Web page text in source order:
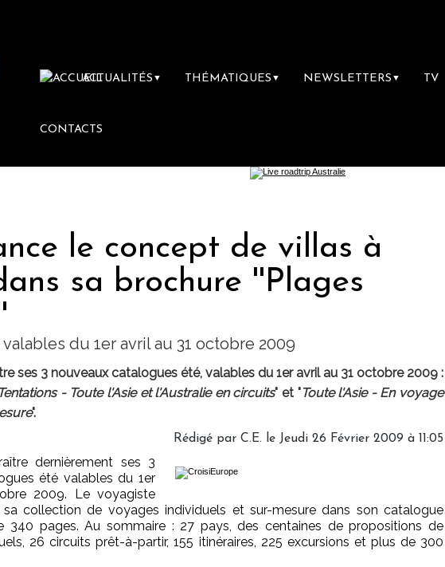
ACTUALITÉS ▼ THÉMATIQUES ▼ NEWSLETTERS ▼ TV
CONTACTS
le concept de villas à
sa brochure ''Plages
du 1er avril au 31 octobre 2009
ses 3 nouveaux catalogues été, valables du 1er avril au 31 octobre 2009 :
Tentations - Toute l'Asie et l'Australie en circuits" et "Toute l'Asie - En voyage
".
Rédigé par C.E. le Jeudi 26 Février 2009 à 11:05
dernièrement ses 3
été valables du 1er
2009. Le voyagiste
sa collection de voyages individuels et sur-mesure dans son catalogue
340 pages. Au sommaire : 27 pays, des centaines de propositions de
26 circuits prêt-à-partir, 155 itinéraires, 225 excursions et plus de 300